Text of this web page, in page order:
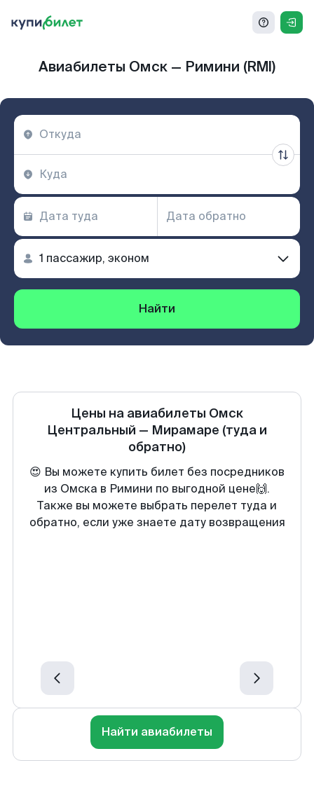
Авиабилеты Омск — Римини (RMI)
Найти
Цены на авиабилеты Омск
Центральный — Мирамаре (туда и
обратно)
😍 Вы можете купить билет без посредников
из Омска в Римини по выгодной цене🙌.
Также вы можете выбрать перелет туда и
обратно, если уже знаете дату возвращения
Найти авиабилеты